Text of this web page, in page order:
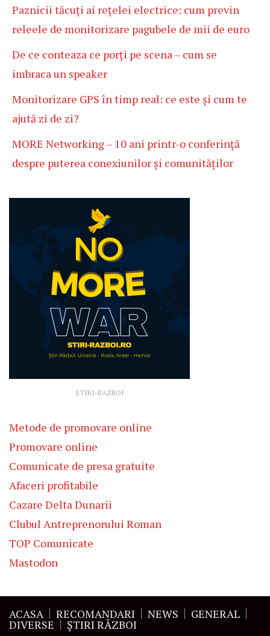
Paznicii tăcuți ai rețelei electrice: cum previn
releele de monitorizare pagubele de mii de euro
De ce conteaza ce porți pe scena – cum se
imbraca un speaker
Monitorizare GPS în timp real: ce este și cum te
ajută zi de zi?
MORE Networking – 10 ani printr-o conferință
despre puterea conexiunilor și comunităților
STIRI-RAZBOI
Metode de promovare online
Promovare online
Comunicate de presa gratuite
Afaceri profitabile
Cazare Delta Dunarii
Clubul Antreprenorului Roman
TOP Comunicate
Mastodon
ACASA RECOMANDARI NEWS GENERAL
DIVERSE ŞTIRI RĂZBOI